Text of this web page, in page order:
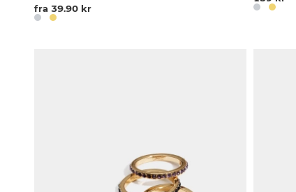
fra 39.90 kr